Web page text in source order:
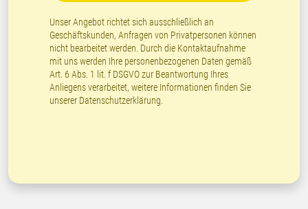
Unser Angebot richtet sich ausschließlich an
Geschäftskunden, Anfragen von Privatpersonen können
nicht bearbeitet werden. Durch die Kontaktaufnahme
mit uns werden Ihre personenbezogenen Daten gemäß
Art. 6 Abs. 1 lit. f DSGVO zur Beantwortung Ihres
Anliegens verarbeitet, weitere Informationen finden Sie
unserer Datenschutzerklärung